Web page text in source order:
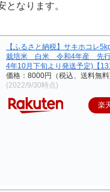
となります。
【ふるさと納税】サキホコレ
栽培米 白米 令和4年産 先行
4年10月下旬より発送予定)【
価格：8000円（税込、送料無
(2022/9/30時点)
楽